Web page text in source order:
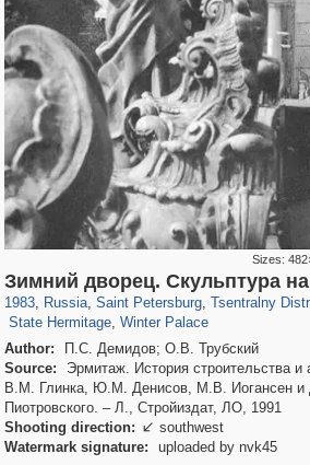
Sizes:
Зимний дворец. Скульптура
1983, Russia
1,405,755 29,243
, Saint Petersburg
197,057 5,709
, Tsentralny
50,218 1,833
State Hermitage
248
, Winter Palace
490 155
Author:
П.С. Демидов; О.В. Трубский
Source:
Эрмитаж. История строительства и
В.М. Глинка, Ю.М. Денисов, М.В. Иогансен и
Пиотровского. – Л., Стройиздат, ЛО, 1991
Shooting direction:  southwest
Watermark signature:
uploaded by nvk45